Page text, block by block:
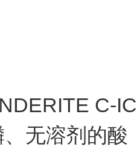
C-IC
无溶剂的酸